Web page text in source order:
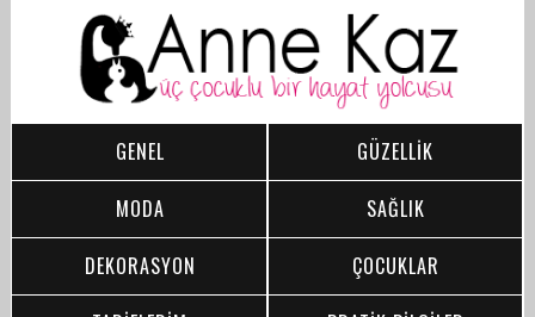
GENEL
GÜZELLİK
MODA
SAĞLIK
DEKORASYON
ÇOCUKLAR